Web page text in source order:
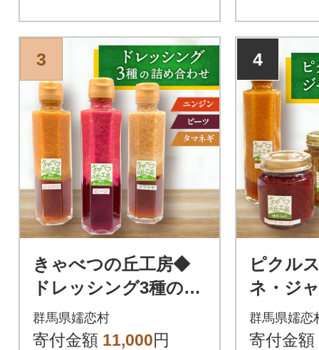
3
きゃべつの丘工房◆
ドレッシング3種の詰
め合わせ◆150ml×3本
群馬県嬬恋村
寄付金額 11,000円
4
ピクル
ネ・ジ
シング
群馬県嬬恋
寄付金額